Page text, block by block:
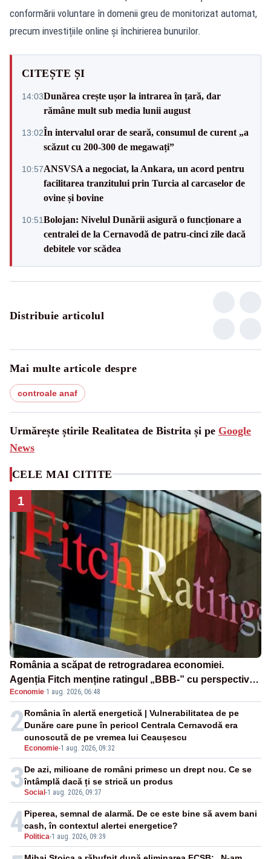
conformării voluntare în domenii greu de monitorizat automat,
precum investițiile online și închirierea bunurilor.
CITEȘTE ȘI
14:03Dunărea crește ușor la intrarea în țară, dar
rămâne mult sub media lunii august
13:02În intervalul orar de seară, consumul de curent „a
scăzut cu 200-300 de megawați”
10:57ANSVSA a negociat, la Ankara, un acord pentru
facilitarea tranzitului prin Turcia al carcaselor de
ovine și bovine
10:51Bolojan: Nivelul Dunării asigură o funcționare a
centralei de la Cernavodă de patru-cinci zile dacă
debitele vor scădea
Distribuie articolul
Mai multe articole despre
controale anaf
Urmărește știrile Realitatea de Bistrita și pe Google
News
CELE MAI CITITE
1
România a scăpat de retrogradarea economiei.
Agenția Fitch menține ratingul „BBB-” cu perspectivă
negativă
Economie·1 aug. 2026, 06:48
2
Economie-1 aug. 2026, 09:32
România în alertă energetică | Vulnerabilitatea de pe
Dunăre care pune în pericol Centrala Cernavodă era
cunoscută de pe vremea lui Ceaușescu
3Social -1 aug. 2026, 09:37
De azi, milioane de români primesc un drept nou. Ce se
întâmplă dacă ți se strică un produs
4 Politica-1 aug. 2026, 09:39
Piperea, semnal de alarmă. De ce este bine să avem bani
cash, în contextul alertei energetice?